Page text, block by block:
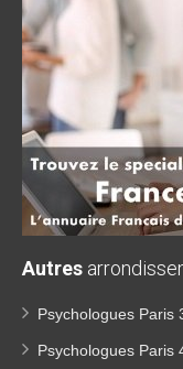
Autres
Psychologues Paris
Psychologues Paris